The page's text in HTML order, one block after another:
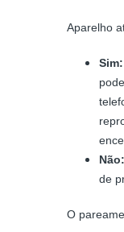
Aparelho
Sim:
Não:
de
O